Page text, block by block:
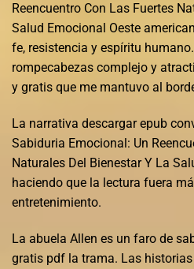
Reencuentro Con Las Fuertes
Salud Emocional Oeste
fe, resistencia y espíritu
rompecabezas complejo y
y gratis que me mantuvo al
La narrativa descargar epub
Sabiduria Emocional: Un
Naturales Del Bienestar Y La
haciendo que la lectura fuera
entretenimiento.
La abuela Allen es un faro de
gratis pdf la trama. Las